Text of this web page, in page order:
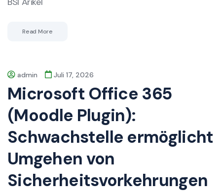
Read More
admin Juli 17, 2026
Microsoft Office 365
(Moodle Plugin):
Schwachstelle ermöglicht
Umgehen von
Sicherheitsvorkehrungen